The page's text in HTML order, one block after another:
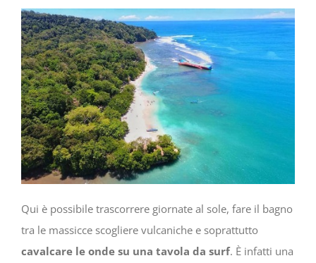
Qui è possibile trascorrere giornate al sole, fare il bagno
tra le massicce scogliere vulcaniche e soprattutto
cavalcare le onde su una tavola da surf. È infatti una